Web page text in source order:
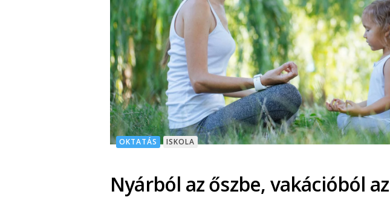
OKTATÁS ISKOLA
Nyárból az őszbe, vakációból az